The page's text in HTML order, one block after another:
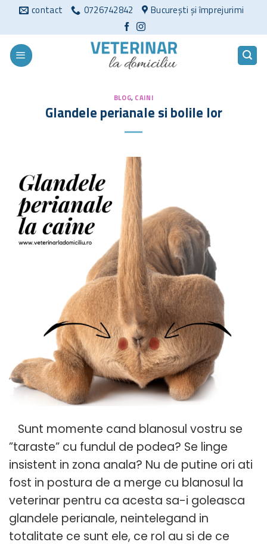
conținut
contact 0726742842 București și împrejurimi
BLOG, CAINI
Glandele perianale si bolile lor
Sunt momente cand blanosul vostru se
”taraste” cu fundul de podea? Se linge
insistent in zona anala? Nu de putine ori ati
fost in postura de a merge cu blanosul la
veterinar pentru ca acesta sa-i goleasca
glandele perianale, neintelegand in
totalitate ce sunt ele, ce rol au si de ce